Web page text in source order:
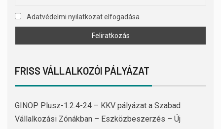
Adatvédelmi nyilatkozat elfogadása
FRISS VÁLLALKOZÓI PÁLYÁZAT
GINOP Plusz-1.2.4-24 – KKV pályázat a Szabad
Vállalkozási Zónákban – Eszközbeszerzés – Új